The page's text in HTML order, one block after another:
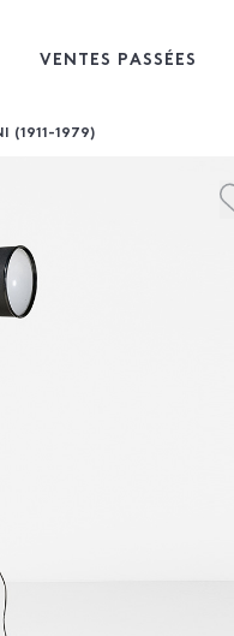
VENTES PASSÉES
(1911-1979)